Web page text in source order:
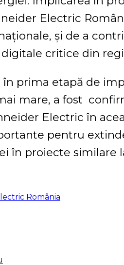
Electric
și de a
critice din
în prima etapă de
mare, a fost
Electric în
pentru
în proiecte similare
România